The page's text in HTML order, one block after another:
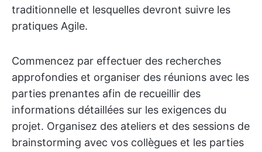
traditionnelle et lesquelles devront suivre les
pratiques Agile.
Commencez par effectuer des recherches
approfondies et organiser des réunions avec les
parties prenantes afin de recueillir des
informations détaillées sur les exigences du
projet. Organisez des ateliers et des sessions de
brainstorming avec vos collègues et les parties